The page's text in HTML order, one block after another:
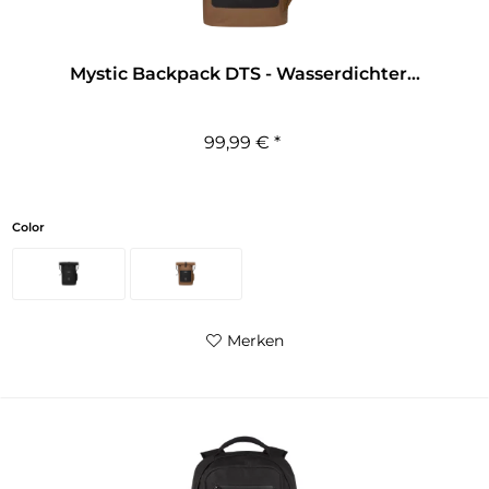
Mystic Backpack DTS - Wasserdichter...
99,99 € *
Color
Merken